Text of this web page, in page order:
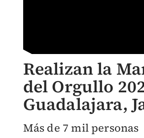
Realizan la
del Orgullo
Guadalajara,
Más de 7 mil personas